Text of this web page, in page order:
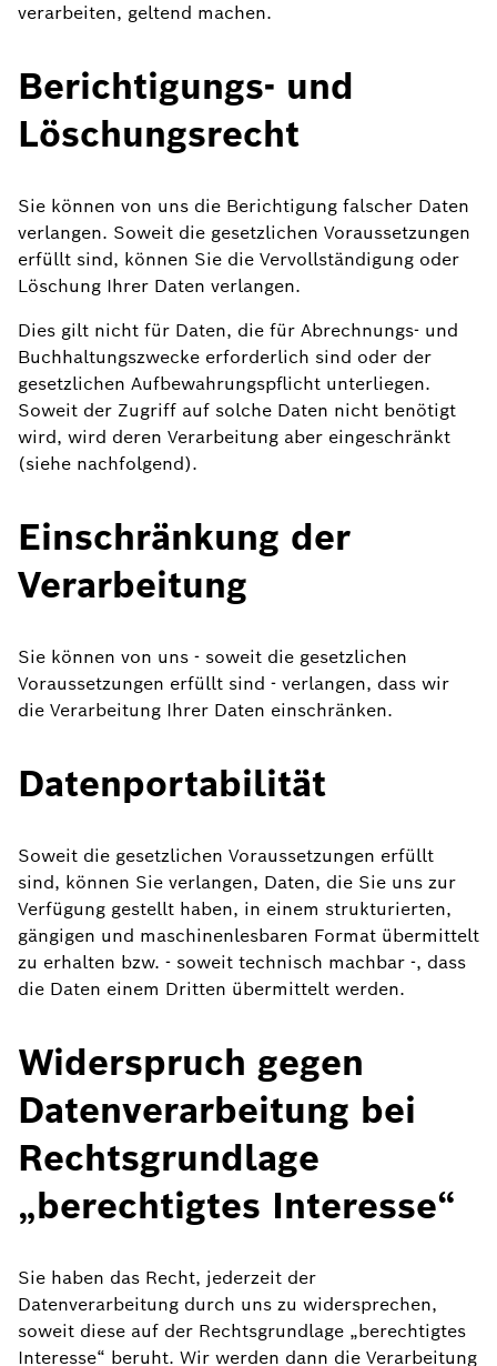
verarbeiten, geltend machen.
Berichtigungs- und
Löschungsrecht
Sie können von uns die Berichtigung falscher Daten
verlangen. Soweit die gesetzlichen Voraussetzungen
erfüllt sind, können Sie die Vervollständigung oder
Löschung Ihrer Daten verlangen.
Dies gilt nicht für Daten, die für Abrechnungs- und
Buchhaltungszwecke erforderlich sind oder der
gesetzlichen Aufbewahrungspflicht unterliegen.
Soweit der Zugriff auf solche Daten nicht benötigt
wird, wird deren Verarbeitung aber eingeschränkt
(siehe nachfolgend).
Einschränkung der
Verarbeitung
Sie können von uns - soweit die gesetzlichen
Voraussetzungen erfüllt sind - verlangen, dass wir
die Verarbeitung Ihrer Daten einschränken.
Datenportabilität
Soweit die gesetzlichen Voraussetzungen erfüllt
sind, können Sie verlangen, Daten, die Sie uns zur
Verfügung gestellt haben, in einem strukturierten,
gängigen und maschinenlesbaren Format übermittelt
zu erhalten bzw. - soweit technisch machbar -, dass
die Daten einem Dritten übermittelt werden.
Widerspruch gegen
Datenverarbeitung bei
Rechtsgrundlage
„berechtigtes Interesse“
Sie haben das Recht, jederzeit der
Datenverarbeitung durch uns zu widersprechen,
soweit diese auf der Rechtsgrundlage „berechtigtes
Interesse“ beruht. Wir werden dann die Verarbeitung